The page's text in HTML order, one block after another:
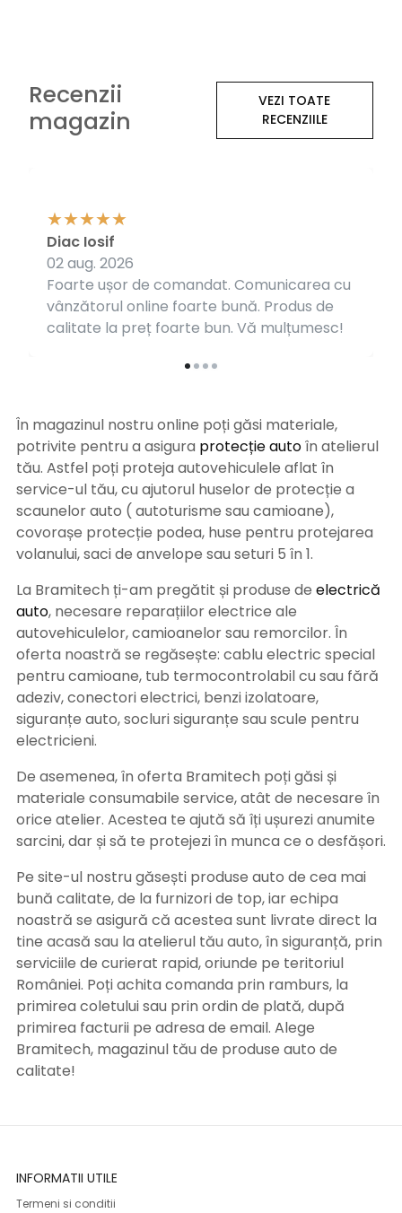
Recenzii
magazin
VEZI TOATE
RECENZIILE
Foarte ușor de comandat. Comunicarea cu
vânzătorul online foarte bună. Produs de
calitate la preț foarte bun. Vă mulțumesc!
Diac Iosif
02 aug. 2026
În magazinul nostru online poți găsi materiale,
potrivite pentru a asigura protecție autoîn atelierul
tău. Astfel poți proteja autovehiculele aflat în
service-ul tău, cu ajutorul huselor de protecție a
scaunelor auto ( autoturisme sau camioane),
covorașe protecție podea, huse pentru protejarea
volanului, saci de anvelope sau seturi 5 în 1.
La Bramitech ți-am pregătit și produse de electrică
auto, necesare reparațiilor electrice ale
autovehiculelor, camioanelor sau remorcilor. În
oferta noastră se regăsește: cablu electric special
pentru camioane, tub termocontrolabil cu sau fără
adeziv, conectori electrici, benzi izolatoare,
siguranțe auto, socluri siguranțe sau scule pentru
electricieni.
De asemenea, în oferta Bramitech poți găsi și
materiale consumabile service, atât de necesare în
orice atelier. Acestea te ajută să îți ușurezi anumite
sarcini, dar și să te protejezi în munca ce o desfășori.
Pe site-ul nostru găsești produse auto de cea mai
bună calitate, de la furnizori de top, iar echipa
noastră se asigură că acestea sunt livrate direct la
tine acasă sau la atelierul tău auto, în siguranță, prin
serviciile de curierat rapid, oriunde pe teritoriul
României. Poți achita comanda prin ramburs, la
primirea coletului sau prin ordin de plată, după
primirea facturii pe adresa de email. Alege
Bramitech, magazinul tău de produse auto de
calitate!
INFORMATII UTILE
Termeni si conditii